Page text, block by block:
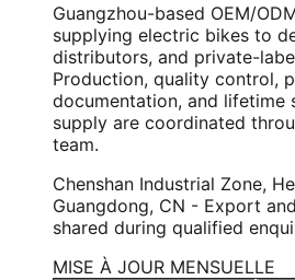
Guangzhou-based OEM/
supplying electric bikes to
distributors, and private-
Production, quality control,
documentation, and lifetime
supply are coordinated
team.
Chenshan Industrial Zone,
Guangdong, CN - Export
shared during qualified
MISE À JOUR MENSUELLE